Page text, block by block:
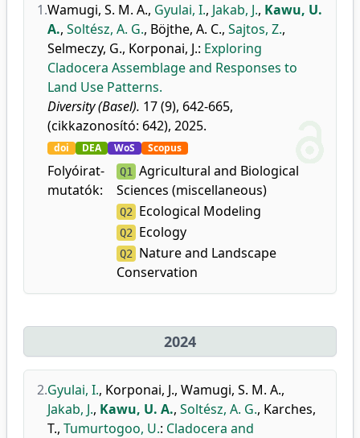
1.Wamugi, S. M. A., Gyulai, I., Jakab, J., Kawu, U.
A., Soltész, A. G., Böjthe, A. C., Sajtos, Z.,
Selmeczy, G., Korponai, J.: Exploring
Cladocera Assemblage and Responses to
Land Use Patterns.
Diversity (Basel). 17 (9), 642-665,
(cikkazonosító: 642), 2025.
doi DEA WoS Scopus
Folyóirat-
mutatók:
Q1
Agricultural and Biological
Sciences (miscellaneous)
Q2 Ecological Modeling
Q2 Ecology
Q2
Nature and Landscape
Conservation
2024
2.Gyulai, I., Korponai, J., Wamugi, S. M. A.,
Jakab, J., Kawu, U. A., Soltész, A. G., Karches,
T., Tumurtogoo, U.: Cladocera and